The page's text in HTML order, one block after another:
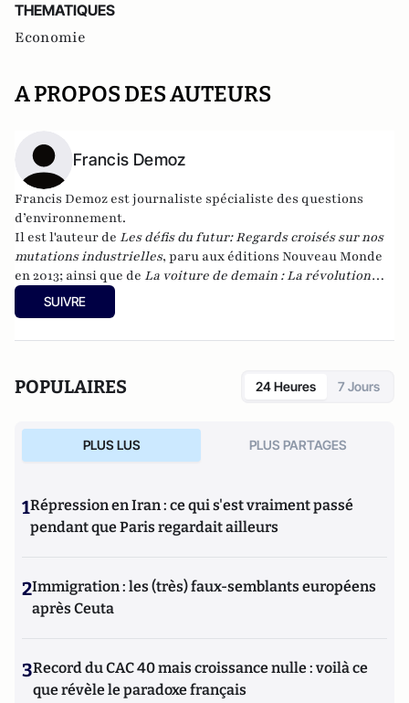
THEMATIQUES
Economie
A PROPOS DES AUTEURS
Francis Demoz
Francis Demoz est journaliste spécialiste des questions
d’environnement.
Il est l'auteur de Les défis du futur: Regards croisés sur nos
mutations industrielles, paru aux éditions Nouveau Monde
en 2013; ainsi que de La voiture de demain : La révolution
automobile a commencé
en 2010.
SUIVRE
POPULAIRES 24 Heures 7 Jours
PLUS LUS PLUS PARTAGES
1Répression en Iran : ce qui s'est vraiment passé
pendant que Paris regardait ailleurs
2Immigration : les (très) faux-semblants européens
après Ceuta
3Record du CAC 40 mais croissance nulle : voilà ce
que révèle le paradoxe français